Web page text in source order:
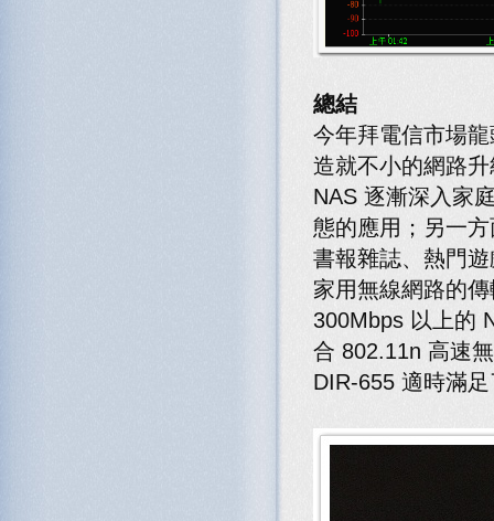
總結
今年拜電信市場
造就不小的網路
NAS 逐漸深入家
態的應用；另一
書報雜誌、熱門
家用無線網路的
300Mbps 以上的
合 802.11n 高速
DIR-655 適時滿